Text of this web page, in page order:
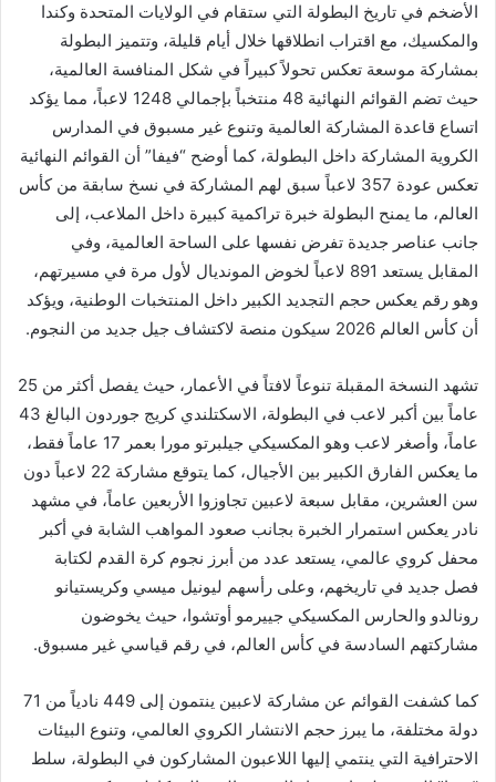
الأضخم في تاريخ البطولة التي ستقام في الولايات المتحدة وكندا
والمكسيك، مع اقتراب انطلاقها خلال أيام قليلة، وتتميز البطولة
بمشاركة موسعة تعكس تحولاً كبيراً في شكل المنافسة العالمية،
حيث تضم القوائم النهائية 48 منتخباً بإجمالي 1248 لاعباً، مما يؤكد
اتساع قاعدة المشاركة العالمية وتنوع غير مسبوق في المدارس
الكروية المشاركة داخل البطولة، كما أوضح “فيفا” أن القوائم النهائية
تعكس عودة 357 لاعباً سبق لهم المشاركة في نسخ سابقة من كأس
العالم، ما يمنح البطولة خبرة تراكمية كبيرة داخل الملاعب، إلى
جانب عناصر جديدة تفرض نفسها على الساحة العالمية، وفي
المقابل يستعد 891 لاعباً لخوض المونديال لأول مرة في مسيرتهم،
وهو رقم يعكس حجم التجديد الكبير داخل المنتخبات الوطنية، ويؤكد
أن كأس العالم 2026 سيكون منصة لاكتشاف جيل جديد من النجوم.
تشهد النسخة المقبلة تنوعاً لافتاً في الأعمار، حيث يفصل أكثر من 25
عاماً بين أكبر لاعب في البطولة، الاسكتلندي كريج جوردون البالغ 43
عاماً، وأصغر لاعب وهو المكسيكي جيلبرتو مورا بعمر 17 عاماً فقط،
ما يعكس الفارق الكبير بين الأجيال، كما يتوقع مشاركة 22 لاعباً دون
سن العشرين، مقابل سبعة لاعبين تجاوزوا الأربعين عاماً، في مشهد
نادر يعكس استمرار الخبرة بجانب صعود المواهب الشابة في أكبر
محفل كروي عالمي، يستعد عدد من أبرز نجوم كرة القدم لكتابة
فصل جديد في تاريخهم، وعلى رأسهم ليونيل ميسي وكريستيانو
رونالدو والحارس المكسيكي جييرمو أوتشوا، حيث يخوضون
مشاركتهم السادسة في كأس العالم، في رقم قياسي غير مسبوق.
كما كشفت القوائم عن مشاركة لاعبين ينتمون إلى 449 نادياً من 71
دولة مختلفة، ما يبرز حجم الانتشار الكروي العالمي، وتنوع البيئات
الاحترافية التي ينتمي إليها اللاعبون المشاركون في البطولة، سلط